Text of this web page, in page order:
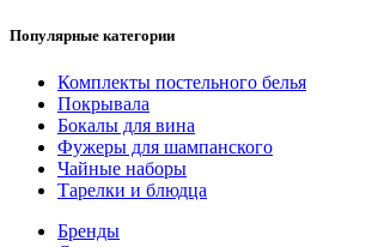
Популярные категории
Комплекты постельного белья
Покрывала
Бокалы для вина
Фужеры для шампанского
Чайные наборы
Тарелки и блюдца
Бренды